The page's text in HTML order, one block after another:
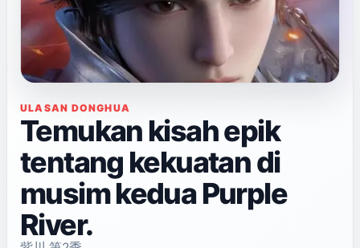
ULASAN DONGHUA
Temukan kisah epik
tentang kekuatan di
musim kedua Purple
River.